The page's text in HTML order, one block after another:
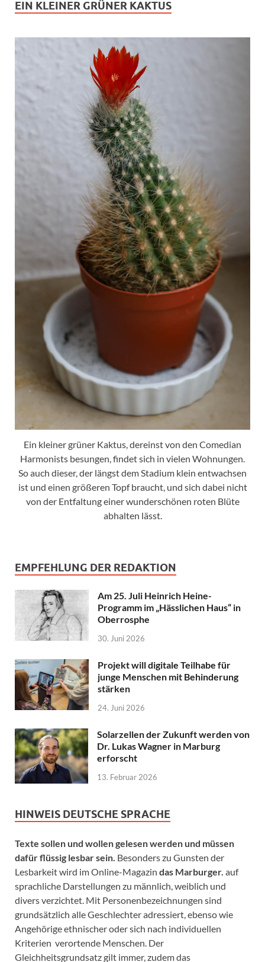
EIN KLEINER GRÜNER KAKTUS
Ein kleiner grüner Kaktus, dereinst von den Comedian
Harmonists besungen, findet sich in vielen Wohnungen.
So auch dieser, der längst dem Stadium klein entwachsen
ist und einen größeren Topf braucht, und sich dabei nicht
von der Entfaltung einer wunderschönen roten Blüte
abhalten lässt.
EMPFEHLUNG DER REDAKTION
Am 25. Juli Heinrich Heine-
Programm im „Hässlichen Haus“ in
Oberrosphe
30. Juni 2026
Projekt will digitale Teilhabe für
junge Menschen mit Behinderung
stärken
24. Juni 2026
Solarzellen der Zukunft werden von
Dr. Lukas Wagner in Marburg
erforscht
13. Februar 2026
HINWEIS DEUTSCHE SPRACHE
Texte sollen und wollen gelesen werden und müssen
dafür flüssig lesbar sein. Besonders zu Gunsten der
Lesbarkeit wird im Online-Magazin das Marburger. auf
sprachliche Darstellungen zu männlich, weiblich und
divers verzichtet. Mit Personenbezeichnungen sind
grundsätzlich alle Geschlechter adressiert, ebenso wie
Angehörige ethnischer oder sich nach individuellen
Kriterien verortende Menschen. Der
Gleichheitsgrundsatz gilt immer, zudem das